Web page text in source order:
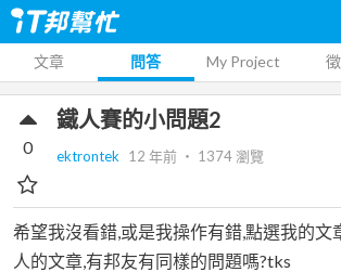
文章 問答 My Project
鐵人賽的小問題2
ektrontek 12 年前 ‧ 1374瀏覽
0
希望我沒看錯,或是我操作有錯,點選我的文
人的文章,有邦友有同樣的問題嗎?tks